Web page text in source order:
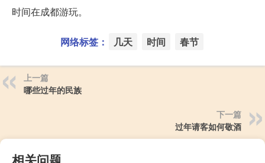
时间在成都游玩。
网络标签： 几天 时间 春节
上一篇
哪些过年的民族
下一篇
过年请客如何敬酒
相关问题